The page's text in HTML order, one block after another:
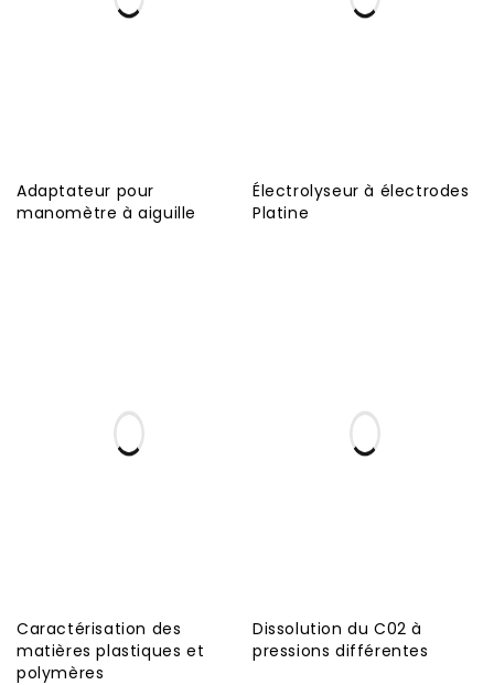
Adaptateur pour
manomètre à aiguille
Électrolyseur à électrodes
Platine
Caractérisation des
matières plastiques et
polymères
Dissolution du C02 à
pressions différentes